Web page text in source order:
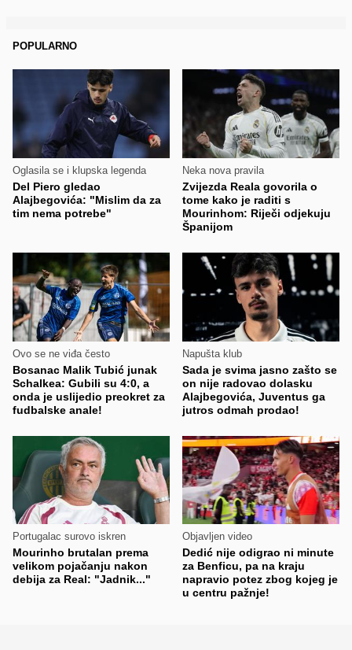
POPULARNO
Oglasila se i klupska legenda
Del Piero gledao
Alajbegovića: "Mislim da za
tim nema potrebe"
Neka nova pravila
Zvijezda Reala govorila o
tome kako je raditi s
Mourinhom: Riječi odjekuju
Španijom
Ovo se ne viđa često
Bosanac Malik Tubić junak
Schalkea: Gubili su 4:0, a
onda je uslijedio preokret za
fudbalske anale!
Napušta klub
Sada je svima jasno zašto se
on nije radovao dolasku
Alajbegovića, Juventus ga
jutros odmah prodao!
Portugalac surovo iskren
Mourinho brutalan prema
velikom pojačanju nakon
debija za Real: "Jadnik..."
Objavljen video
Dedić nije odigrao ni minute
za Benficu, pa na kraju
napravio potez zbog kojeg je
u centru pažnje!